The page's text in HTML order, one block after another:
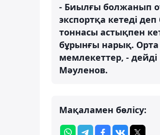
- Биылғы болжанып
экспортқа кетеді
тоннасы астықпен
бұрынғы нарық. Орта
мемлекеттер, -
Мәуленов.
Мақаламен бөлісу: